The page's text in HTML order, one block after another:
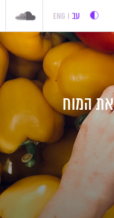
עב ENG
לאמן את המוח